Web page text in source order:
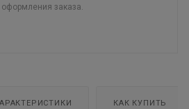
заказа.
КАК КУПИТЬ